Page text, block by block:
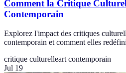
Comment la Critique
Contemporain
Explorez l'impact des critiques
contemporain et comment elles
critique culturelleart contemporain
Jul 19